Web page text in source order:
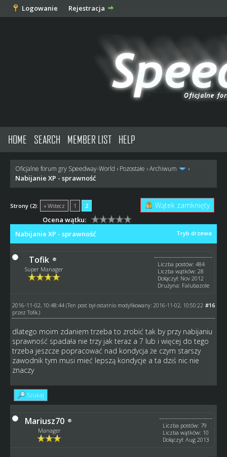
Logowanie Rejestracja
HOME SEARCH MEMBER LIST HELP
Oficjalne forum gry Speedway-World › Pozostałe ›Archiwum ›
Nabijanie XP - sprawność
Strony (2): « Wstecz 1 2 Wątek zamknięty
Ocena wątku:
Tryb drzewa
Nabijanie XP - sprawność
Tofik
Super Manager
Liczba postów: 484
Liczba wątków: 28
Dołączył: Nov 2012
Drużyna: Falubazole
#16
2016-11-02, 10:48:44 (Ten post był ostatnio modyfikowany: 2016-11-02, 10:50:22
przez Tofik.)
dlatego moim zdaniem trzeba to zrobić tak by przy nabijaniu
sprawność spadała nie trzy jak teraz a 7 lub i więcej do tego
trzeba jeszcze popracować nad kondycja że czym starszy
zawodnik tym musi mieć lepszą kondycje a ta dziś nic nie
znaczy
Szukaj
Mariusz70
Manager
Liczba postów: 79
Liczba wątków: 10
Dołączył: Aug 2013